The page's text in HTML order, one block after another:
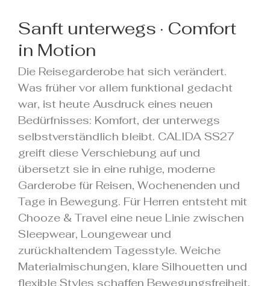
Sanft unterwegs · Comfort
in Motion
Die Reisegarderobe hat sich verändert.
Was früher vor allem funktional gedacht
war, ist heute Ausdruck eines neuen
Bedürfnisses: Komfort, der unterwegs
selbstverständlich bleibt. CALIDA SS27
greift diese Verschiebung auf und
übersetzt sie in eine ruhige, moderne
Garderobe für Reisen, Wochenenden und
Tage in Bewegung. Für Herren entsteht mit
Chooze & Travel eine neue Linie zwischen
Sleepwear, Loungewear und
zurückhaltendem Tagesstyle. Weiche
Materialmischungen, klare Silhouetten und
flexible Styles schaffen Bewegungsfreiheit,